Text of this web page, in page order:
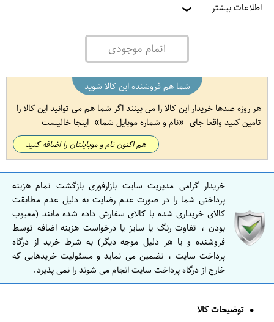
اطلاعات بیشتر ❯
اتمام موجودی
شما هم فروشنده این کالا شوید
هر روزه صدها خریدار این کالا را می بینند اگر شما هم می توانید این کالا را
تامین کنید واقعا جای
نام و شماره موبایل شما اینجا خالیست
هم اکنون نام و موبایلتان را اضافه کنید
خریدار گرامی مدیریت سایت بازارفوری بازگشت تمام هزینه
پرداختی شما را در صورت عدم رضایت به دلیل عدم مطابقت
کالای خریداری شده با کالای سفارش داده شده مانند (معیوب
بودن ، تفاوت رنگ یا سایز یا درخواست هزینه اضافه توسط
فروشنده و یا هر دلیل موجه دیگر) به شرط خرید از درگاه
پرداخت سایت ، تضمین می نماید و مسئولیت خریدهایی که
خارج از درگاه پرداخت سایت انجام می شوند را نمی پذیرد.
توضیحات کالا